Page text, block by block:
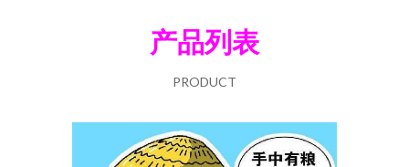
产品列表
PRODUCT